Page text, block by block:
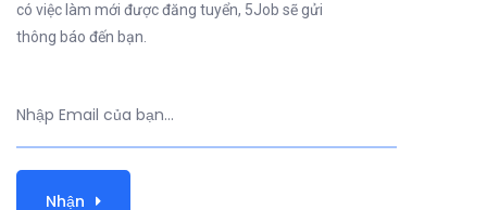
có việc làm mới được đăng tuyển, 5Job sẽ gửi
thông báo đến bạn.
Nhận